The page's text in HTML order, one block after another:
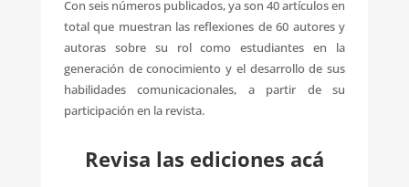
Con seis números publicados, ya son 40 artículos en
total que muestran las reflexiones de 60 autores y
autoras sobre su rol como estudiantes en la
generación de conocimiento y el desarrollo de sus
habilidades comunicacionales, a partir de su
participación en la revista.
Revisa las ediciones acá